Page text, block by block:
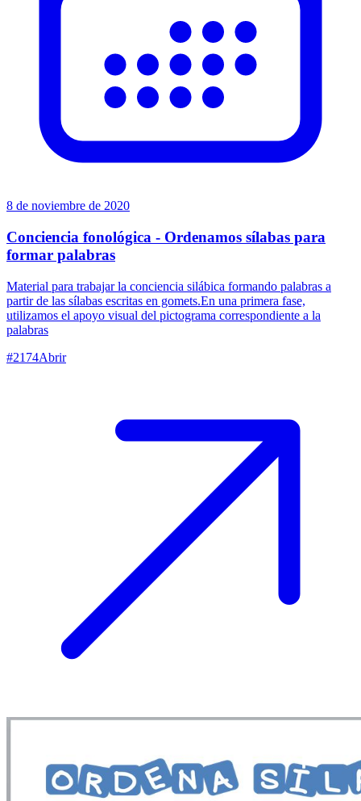
8 de noviembre de 2020
Conciencia fonológica - Ordenamos sílabas para
formar palabras
Material para trabajar la conciencia silábica formando palabras a
partir de las sílabas escritas en gomets.En una primera fase,
utilizamos el apoyo visual del pictograma correspondiente a la
palabras
#2174Abrir